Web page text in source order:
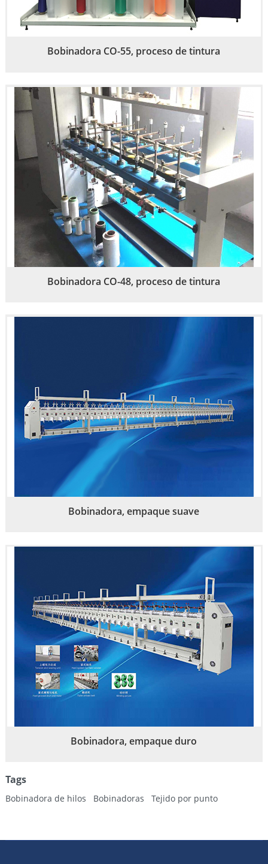
Bobinadora CO-55, proceso de tintura
Bobinadora CO-48, proceso de tintura
Bobinadora, empaque suave
Bobinadora, empaque duro
Tags
Bobinadora de hilos Bobinadoras Tejido por punto